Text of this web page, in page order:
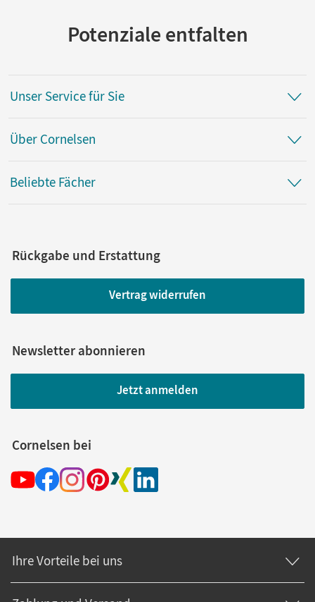
Potenziale entfalten
Unser Service für Sie
Über Cornelsen
Beliebte Fächer
Rückgabe und Erstattung
Vertrag widerrufen
Newsletter abonnieren
Jetzt anmelden
Cornelsen bei
Ihre Vorteile bei uns